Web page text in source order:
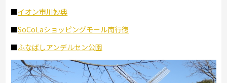
■イオン市川妙典
■SoCoLaショッピングモール南行徳
■ふなばしアンデルセン公園